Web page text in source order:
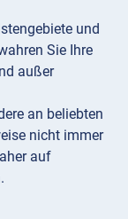
und
Sie Ihre
außer
an beliebten
nicht immer
auf